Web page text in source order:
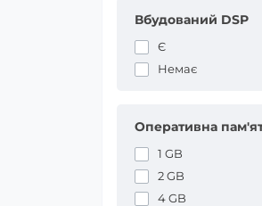
Вбудований DSP
Є
Немає
Оперативна
1 GB
2 GB
4 GB